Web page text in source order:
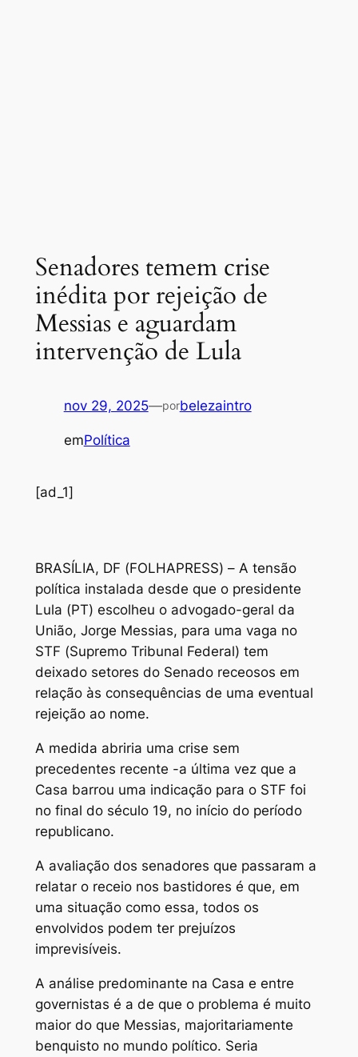
Senadores temem crise
inédita por rejeição de
Messias e aguardam
intervenção de Lula
nov 29, 2025—porbelezaintro
emPolítica
[ad_1]
BRASÍLIA, DF (FOLHAPRESS) – A tensão
política instalada desde que o presidente
Lula (PT) escolheu o advogado-geral da
União, Jorge Messias, para uma vaga no
STF (Supremo Tribunal Federal) tem
deixado setores do Senado receosos em
relação às consequências de uma eventual
rejeição ao nome.
A medida abriria uma crise sem
precedentes recente -a última vez que a
Casa barrou uma indicação para o STF foi
no final do século 19, no início do período
republicano.
A avaliação dos senadores que passaram a
relatar o receio nos bastidores é que, em
uma situação como essa, todos os
envolvidos podem ter prejuízos
imprevisíveis.
A análise predominante na Casa e entre
governistas é a de que o problema é muito
maior do que Messias, majoritariamente
benquisto no mundo político. Seria